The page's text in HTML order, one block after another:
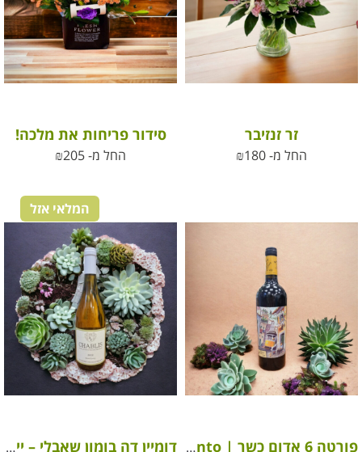
זר זנזיבר
החל מ- ₪180
סידור פריחות את מלכה!
החל מ- ₪205
פורטה 6 אדום כשר | Porta 6 Tinto *כשר*
המלאי אזל
דומיין דה בומון שאבלי – יין צרפתי כשר